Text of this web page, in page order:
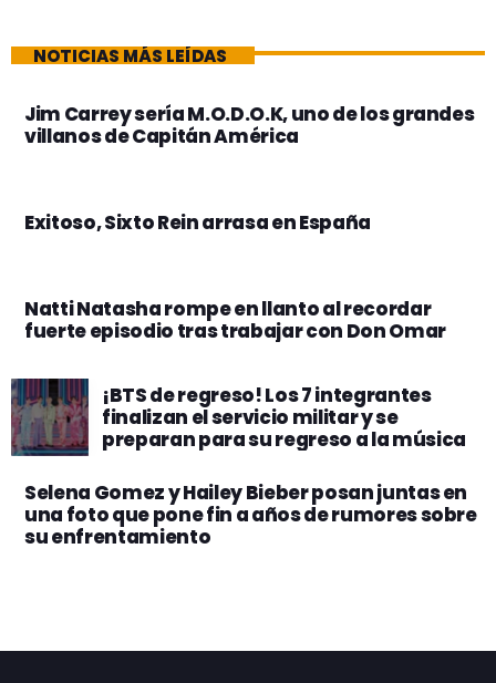
NOTICIAS MÁS LEÍDAS
Jim Carrey sería M.O.D.O.K, uno de los grandes
villanos de Capitán América
Exitoso, Sixto Rein arrasa en España
Natti Natasha rompe en llanto al recordar
fuerte episodio tras trabajar con Don Omar
¡BTS de regreso! Los 7 integrantes
finalizan el servicio militar y se
preparan para su regreso a la música
Selena Gomez y Hailey Bieber posan juntas en
una foto que pone fin a años de rumores sobre
su enfrentamiento